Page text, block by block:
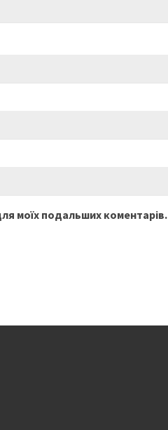
моїх подальших коментарів.